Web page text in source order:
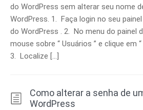
do WordPress sem alterar seu nome
WordPress. 1. Faça login no seu
do WordPress . 2. No menu do painel
mouse sobre “ Usuários ” e clique em “
3. Localize […]
Como alterar a senha de
WordPress